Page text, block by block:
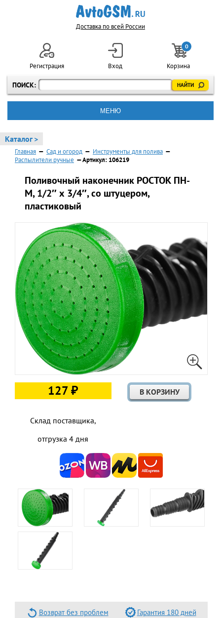
Доставка по всей России
ПОИСК:
Регистрация Вход
0
Корзина
МЕНЮ
Каталог >
Главная — Сад и огород — Инструменты для полива —
Распылители ручные — Артикул: 106219
Поливочный наконечник РОСТОК ПН-
М, 1/2″ х 3/4″, со штуцером,
пластиковый
127 ₽
Склад поставщика,
отгрузка 4 дня
Возврат без проблем
Гарантия 180 дней